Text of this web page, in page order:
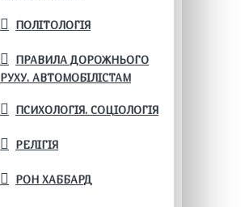
ПОЛІТОЛОГІЯ
ПРАВИЛА ДОРОЖНЬОГО
РУХУ. АВТОМОБІЛІСТАМ
ПСИХОЛОГІЯ. СОЦІОЛОГІЯ
РЕЛІГІЯ
РОН ХАББАРД